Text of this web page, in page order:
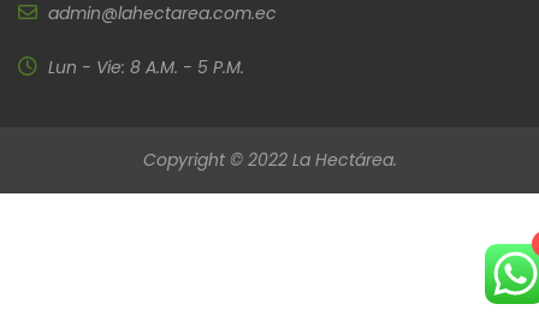
admin@lahectarea.com.ec
Lun - Vie: 8 A.M. - 5 P.M.
Copyright © 2022 La Hectárea.